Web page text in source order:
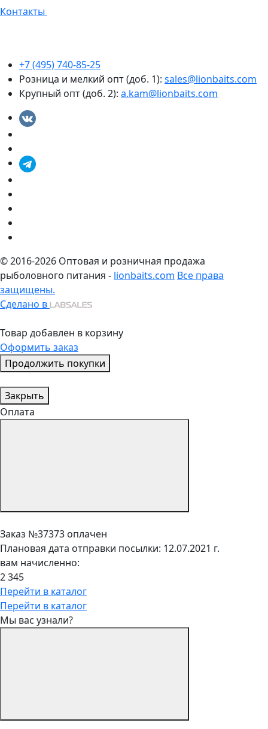
Контакты
+7 (495) 740-85-25
Розница и мелкий опт (доб. 1): sales@lionbaits.com
Крупный опт (доб. 2): a.kam@lionbaits.com
© 2016-2026 Оптовая и розничная продажа
рыболовного питания - lionbaits.com Все права
защищены.
Сделано в
Товар добавлен в корзину
Оформить заказ
Продолжить покупки
Закрыть
Оплата
Заказ №37373 оплачен
Плановая дата отправки посылки: 12.07.2021 г.
вам начисленно:
2 345
Перейти в каталог
Перейти в каталог
Мы вас узнали?